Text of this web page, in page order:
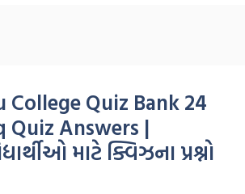
College Quiz Bank 24
Quiz Answers |
માટે ક્વિઝના પ્રશ્નો